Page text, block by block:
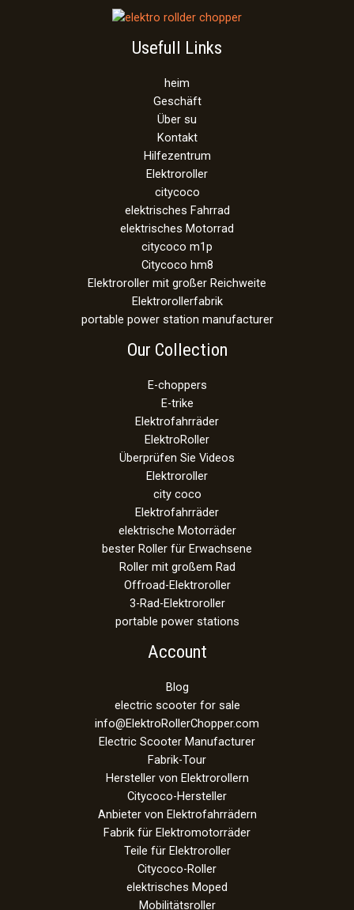
Usefull Links
heim
Geschäft
Über su
Kontakt
Hilfezentrum
Elektroroller
citycoco
elektrisches Fahrrad
elektrisches Motorrad
citycoco m1p
Citycoco hm8
Elektroroller mit großer Reichweite
Elektrorollerfabrik
portable power station manufacturer
Our Collection
E-choppers
E-trike
Elektrofahrräder
ElektroRoller
Überprüfen Sie Videos
Elektroroller
city coco
Elektrofahrräder
elektrische Motorräder
bester Roller für Erwachsene
Roller mit großem Rad
Offroad-Elektroroller
3-Rad-Elektroroller
portable power stations
Account
Blog
electric scooter for sale
info@ElektroRollerChopper.com
Electric Scooter Manufacturer
Fabrik-Tour
Hersteller von Elektrorollern
Citycoco-Hersteller
Anbieter von Elektrofahrrädern
Fabrik für Elektromotorräder
Teile für Elektroroller
Citycoco-Roller
elektrisches Moped
Mobilitätsroller